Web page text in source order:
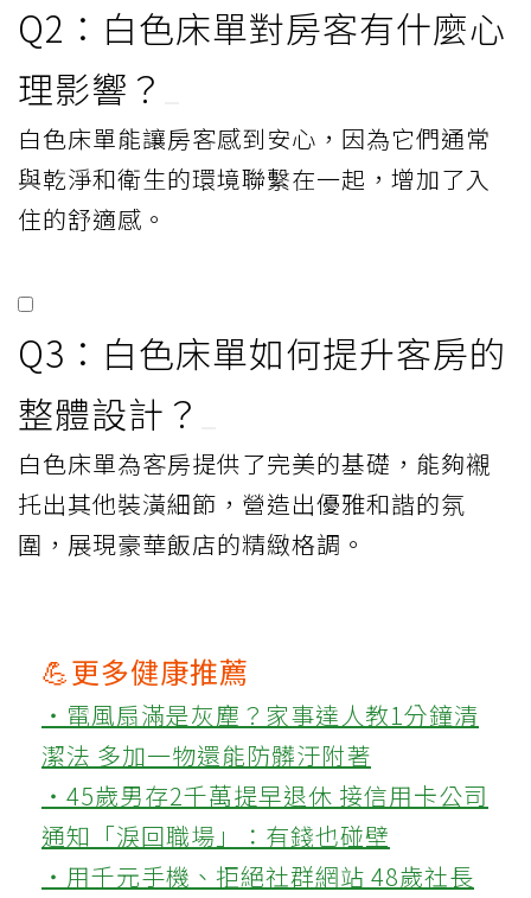
Q2：白色床單對房客有什麼心
理影響？
白色床單能讓房客感到安心，因為它們通常
與乾淨和衛生的環境聯繫在一起，增加了入
住的舒適感。
Q3：白色床單如何提升客房的
整體設計？
白色床單為客房提供了完美的基礎，能夠襯
托出其他裝潢細節，營造出優雅和諧的氛
圍，展現豪華飯店的精緻格調。
💪更多健康推薦
‧電風扇滿是灰塵？家事達人教1分鐘清
潔法 多加一物還能防髒汙附著
‧45歲男存2千萬提早退休 接信用卡公司
通知「淚回職場」：有錢也碰壁
‧用千元手機、拒絕社群網站 48歲社長